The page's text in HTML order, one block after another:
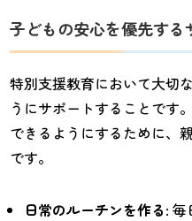
子どもの安心を優先する
特別支援教育において大切
うにサポートすることです
できるようにするために、
です。
日常のルーチンを作る: 毎